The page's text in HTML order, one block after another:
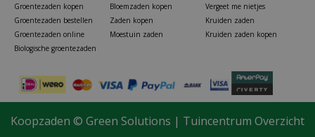
Ketting 4-seizoenen
Groentezaden kopen
Groentezaden bestellen
Groentezaden online
Biologische groentezaden
Bloemzaden kopen
Zaden kopen
Moestuin zaden
Vergeet me nietjes
Kruiden zaden
Kruiden zaden kopen
Koopzaden © Green Solutions | Tuincentrum Overzicht